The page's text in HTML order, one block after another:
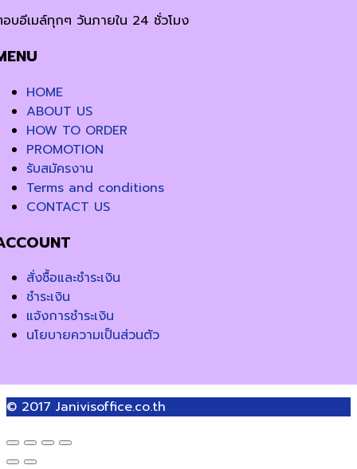
บอีเมล์ทุกๆ วันภายใน 24 ชั่วโมง
HOME
ABOUT US
HOW TO ORDER
PROMOTION
รับสมัครงาน
Terms and conditions
CONTACT US
สั่งซื้อและชำระเงิน
ชำระเงิน
แจ้งการชำระเงิน
นโยบายความเป็นส่วนตัว
© 2017 Janivisoffice.co.th